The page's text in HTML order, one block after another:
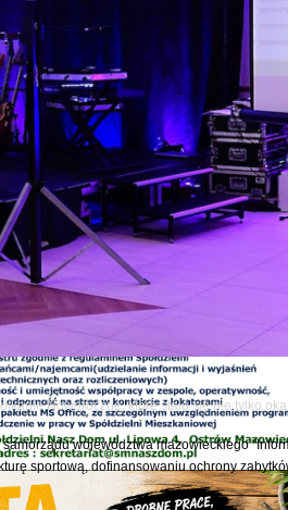
Noworoczne, które stało się nie tylko
w ZUS bez wychodzenia z domu
klienci, którzy chcą szybko i sprawnie
spraw...
w Ostrowi Mazowieckiej odbyło się
ich! To...
województwa mazowieckiego
sportową, dofinansowaniu ochrony